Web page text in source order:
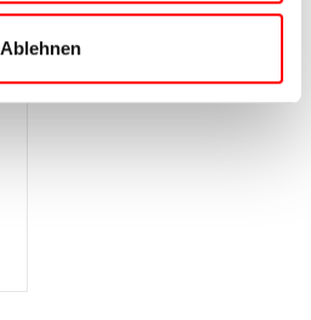
Ablehnen